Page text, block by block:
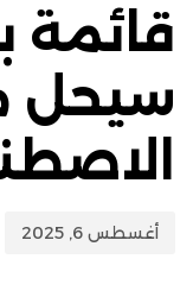
سيحل
أغسطس 6, 2025